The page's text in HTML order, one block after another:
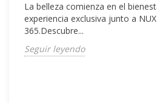
La belleza comienza en el
experiencia exclusiva junto a
365.Descubre...
Seguir leyendo